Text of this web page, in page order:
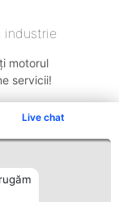
Live chat
industrie
motorul
servicii!